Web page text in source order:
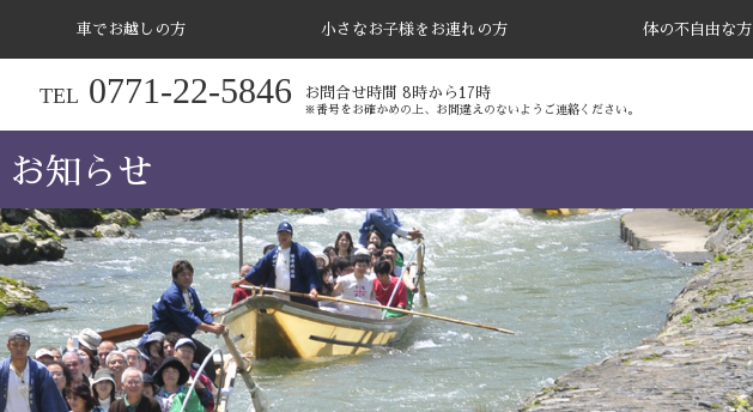
車でお越しの方 小さなお子様をお連れの方 体の不自由な方
TEL 0771-22-5846 お問合せ時間 8時から17時
※番号をお確かめの上、お間違えのないようご連絡ください。
お知らせ